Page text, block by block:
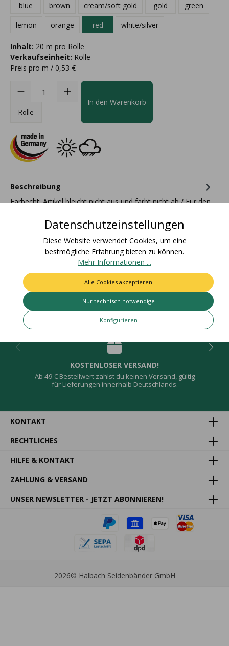
blue
brown cream/soft gold gold
green
lemon
orange red white/silver
Inhalt: 20 m pro Rolle
Verkaufseinheit: Rolle
Preis pro m / 0,53 €
Rolle
In den Warenkorb
Beschreibung
Farbecht: Artikel bleicht nicht aus und färbt nicht ab / Für den
58081000Ursprung…Mehr
Bewertungen
Deine Vorteile
KOSTENLOSER VERSAND!
Ab 49 € Bestellwert zahlst du keinen Versand, gültig
für Lieferungen innerhalb Deutschlands.
KONTAKT
RECHTLICHES
HILFE & KONTAKT
ZAHLUNG & VERSAND
UNSER NEWSLETTER - JETZT ABONNIEREN!
2026© Halbach Seidenbänder GmbH
Datenschutzeinstellungen
Diese Website verwendet Cookies, um eine
bestmögliche Erfahrung bieten zu können.
Mehr Informationen ...
Nur technisch notwendige
Konfigurieren
Alle Cookies akzeptieren